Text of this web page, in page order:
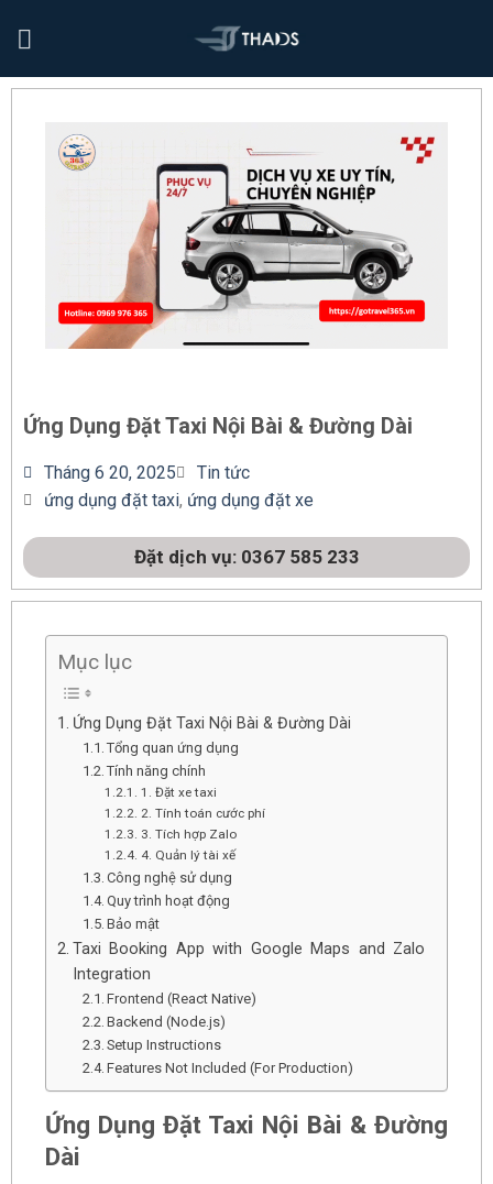
Ứng Dụng Đặt Taxi Nội Bài & Đường Dài
Tháng 6 20, 2025
Tin tức
ứng dụng đặt taxi, ứng dụng đặt xe
Đặt dịch vụ: 0367 585 233
Mục lục
Ứng Dụng Đặt Taxi Nội Bài & Đường Dài
Tổng quan ứng dụng
Tính năng chính
1. Đặt xe taxi
2. Tính toán cước phí
3. Tích hợp Zalo
4. Quản lý tài xế
Công nghệ sử dụng
Quy trình hoạt động
Bảo mật
Taxi Booking App with Google Maps and Zalo
Integration
Frontend (React Native)
Backend (Node.js)
Setup Instructions
Features Not Included (For Production)
Ứng Dụng Đặt Taxi Nội Bài & Đường
Dài